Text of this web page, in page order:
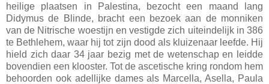
heilige plaatsen in Palestina, bezocht een maand lang
Didymus de Blinde, bracht een bezoek aan de monniken
van de Nitrische woestijn en vestigde zich uiteindelijk in 386
te Bethlehem, waar hij tot zijn dood als kluizenaar leefde. Hij
hield zich daar 34 jaar bezig met de wetenschap en leidde
bovendien een klooster. Tot de ascetische kring rondom hem
behoorden ook adellijke dames als Marcella, Asella, Paula